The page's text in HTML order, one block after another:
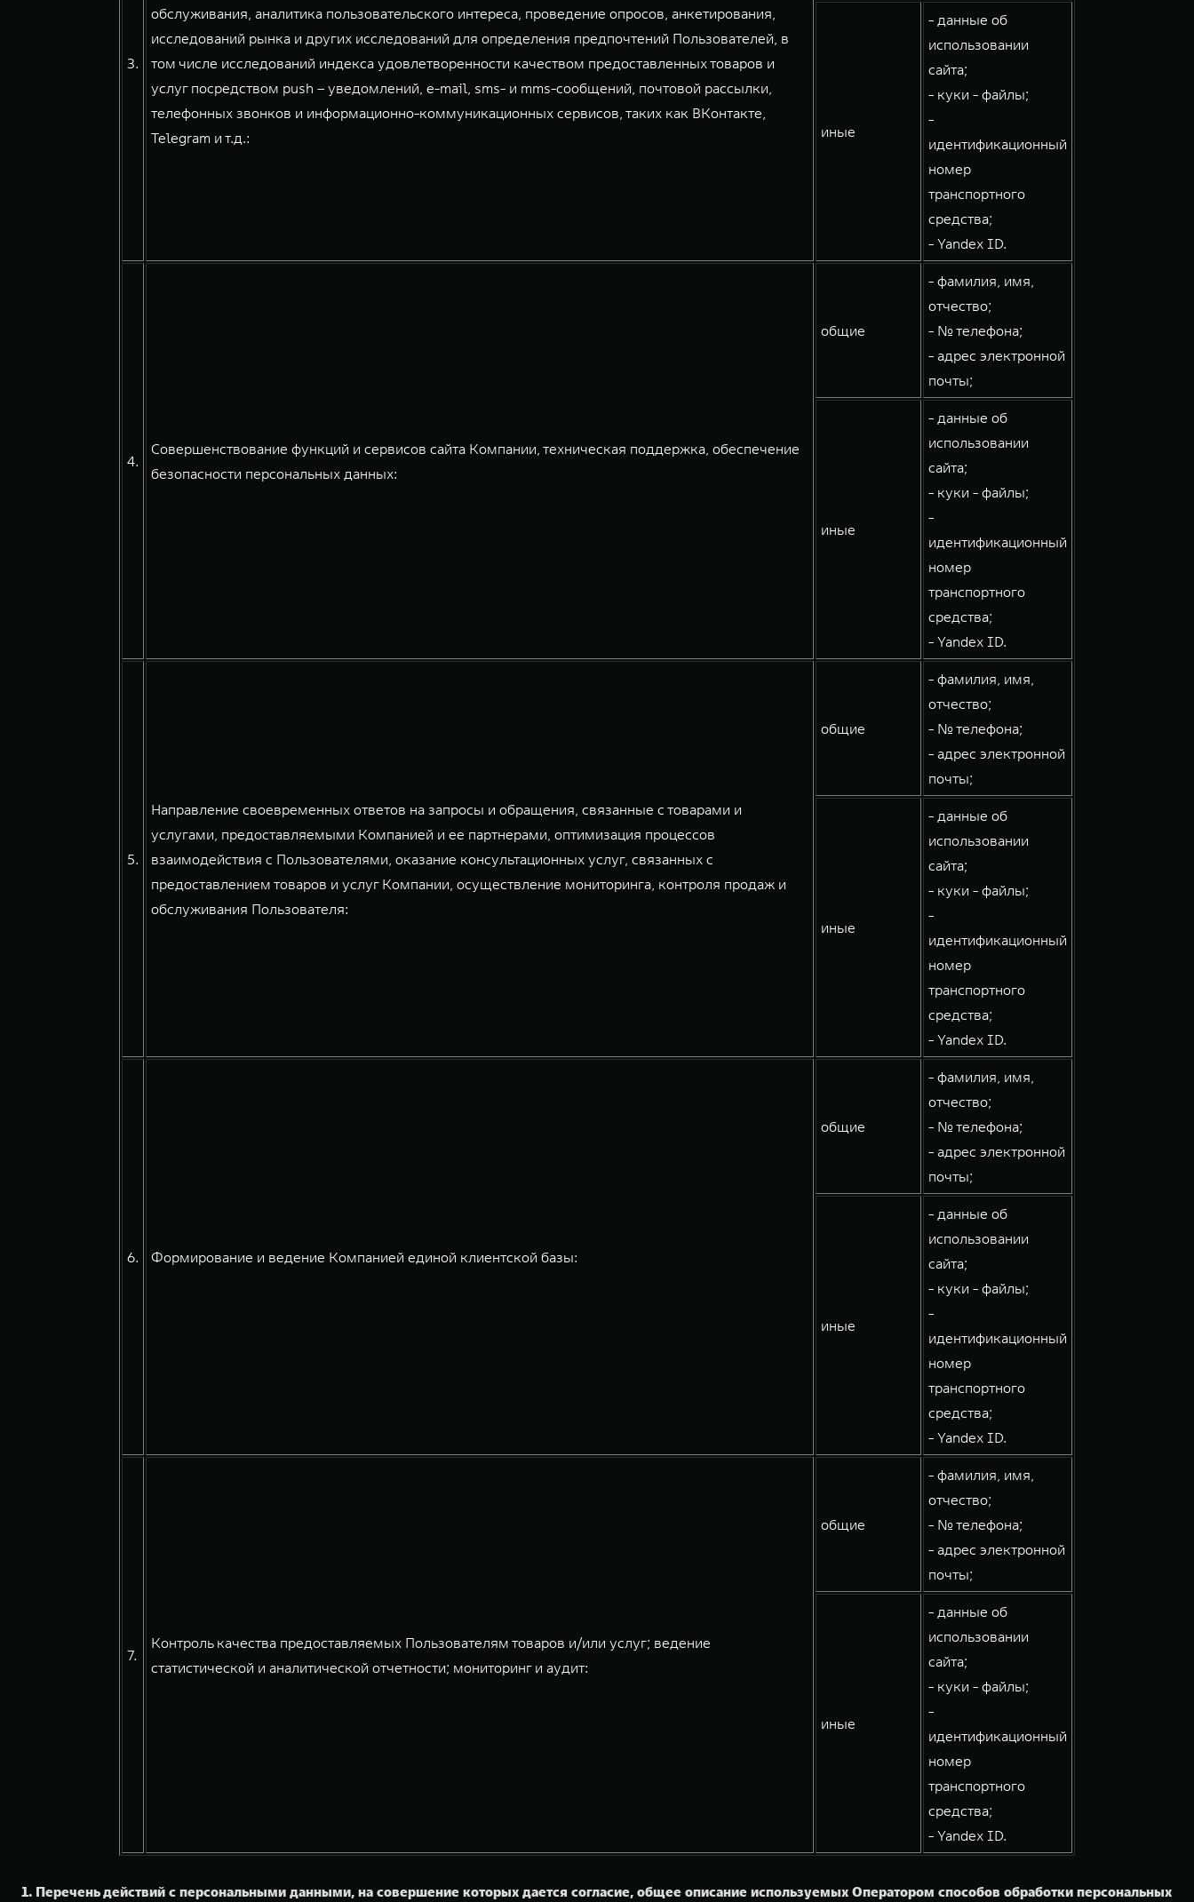
3.
обслуживания, аналитика пользовательского интереса, проведение опросов, анкетирования,
исследований рынка и других исследований для определения предпочтений Пользователей, в
том числе исследований индекса удовлетворенности качеством предоставленных товаров и
услуг посредством push – уведомлений, e-mail, sms- и mms-сообщений, почтовой рассылки,
телефонных звонков и информационно-коммуникационных сервисов, таких как ВКонтакте,
Telegram и т.д.:
иные
- данные об
использовании
сайта;
- куки - файлы;
-
идентификационный
номер
транспортного
средства;
- Yandex ID.
4.
Совершенствование функций и сервисов сайта Компании, техническая поддержка, обеспечение
безопасности персональных данных:
общие
- фамилия, имя,
отчество;
- № телефона;
- адрес электронной
почты;
иные
- данные об
использовании
сайта;
- куки - файлы;
-
идентификационный
номер
транспортного
средства;
- Yandex ID.
5.
Направление своевременных ответов на запросы и обращения, связанные с товарами и
услугами, предоставляемыми Компанией и ее партнерами, оптимизация процессов
взаимодействия с Пользователями, оказание консультационных услуг, связанных с
предоставлением товаров и услуг Компании, осуществление мониторинга, контроля продаж и
обслуживания Пользователя:
общие
- фамилия, имя,
отчество;
- № телефона;
- адрес электронной
почты;
иные
- данные об
использовании
сайта;
- куки - файлы;
-
идентификационный
номер
транспортного
средства;
- Yandex ID.
6. Формирование и ведение Компанией единой клиентской базы:
общие
- фамилия, имя,
отчество;
- № телефона;
- адрес электронной
почты;
иные
- данные об
использовании
сайта;
- куки - файлы;
-
идентификационный
номер
транспортного
средства;
- Yandex ID.
7.
Контроль качества предоставляемых Пользователям товаров и/или услуг; ведение
статистической и аналитической отчетности; мониторинг и аудит:
общие
- фамилия, имя,
отчество;
- № телефона;
- адрес электронной
почты;
иные
- данные об
использовании
сайта;
- куки - файлы;
-
идентификационный
номер
транспортного
средства;
- Yandex ID.
1. Перечень действий с персональными данными, на совершение которых дается согласие, общее описание используемых Оператором способов обработки персональных